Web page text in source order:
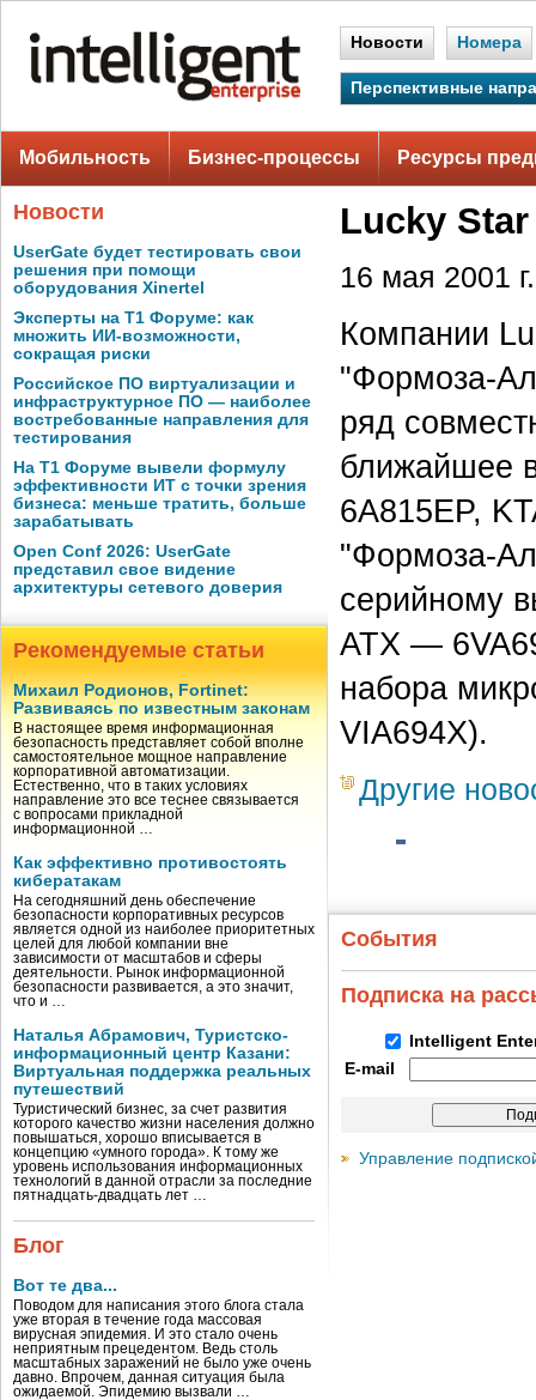
Новости Номера
Перспективные
Мобильность Бизнес-процессы Ресурсы
Новости
UserGate будет тестировать свои
решения при помощи
оборудования Xinertel
Эксперты на Т1 Форуме: как
множить ИИ-возможности,
сокращая риски
Российское ПО виртуализации и
инфраструктурное ПО — наиболее
востребованные направления для
тестирования
На Т1 Форуме вывели формулу
эффективности ИТ с точки зрения
бизнеса: меньше тратить, больше
зарабатывать
Open Conf 2026: UserGate
представил свое видение
архитектуры сетевого доверия
Рекомендуемые статьи
Михаил Родионов, Fortinet:
Развиваясь по известным законам
В настоящее время информационная
безопасность представляет собой вполне
самостоятельное мощное направление
корпоративной автоматизации.
Естественно, что в таких условиях
направление это все теснее связывается
с вопросами прикладной
информационной …
Как эффективно противостоять
кибератакам
На сегодняшний день обеспечение
безопасности корпоративных ресурсов
является одной из наиболее приоритетных
целей для любой компании вне
зависимости от масштабов и сферы
деятельности. Рынок информационной
безопасности развивается, а это значит,
что и …
Наталья Абрамович, Туристско-
информационный центр Казани:
Виртуальная поддержка реальных
путешествий
Туристический бизнес, за счет развития
которого качество жизни населения должно
повышаться, хорошо вписывается в
концепцию «умного города». К тому же
уровень использования информационных
технологий в данной отрасли за последние
пятнадцать-двадцать лет …
Блог
Вот те два...
Поводом для написания этого блога стала
уже вторая в течение года массовая
вирусная эпидемия. И это стало очень
неприятным прецедентом. Ведь столь
масштабных заражений не было уже очень
давно. Впрочем, данная ситуация была
ожидаемой. Эпидемию вызвали …
Lucky
16 мая 2001 г.
Компании
"Формоза-
ряд
ближайшее
6A815EP,
"Формоза-
серийному
ATX —
набора
VIA694X).
Другие
События
Подписка на
Intelligent
E-mail
Управление